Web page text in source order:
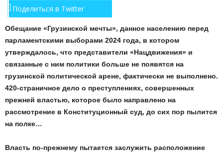
Поделиться в Twitter
Обещание «Грузинской мечты», данное населению перед
парламентскими выборами 2024 года, в котором
утверждалось, что представители «Нацдвижения» и
связанные с ним политики больше не появятся на
грузинской политической арене, фактически не выполнено.
420-страничное дело о преступлениях, совершенных
прежней властью, которое было направлено на
рассмотрение в Конституционный суд, до сих пор пылится
на полке…
Власть по-прежнему пытается заслужить расположение